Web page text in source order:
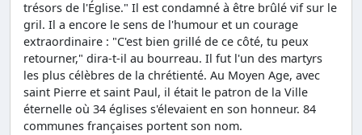
trésors de l'Église." Il est condamné à être brûlé vif sur le
gril. Il a encore le sens de l'humour et un courage
extraordinaire : "C'est bien grillé de ce côté, tu peux
retourner," dira-t-il au bourreau. Il fut l'un des martyrs
les plus célèbres de la chrétienté. Au Moyen Age, avec
saint Pierre et saint Paul, il était le patron de la Ville
éternelle où 34 églises s'élevaient en son honneur. 84
communes françaises portent son nom.